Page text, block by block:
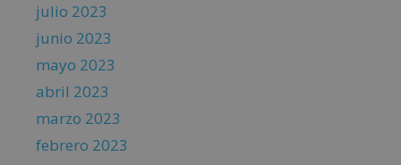
julio 2023
junio 2023
mayo 2023
abril 2023
marzo 2023
febrero 2023